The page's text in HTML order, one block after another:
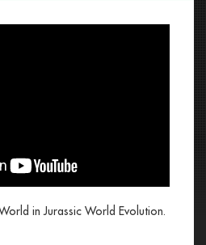
in Jurassic World Evolution.